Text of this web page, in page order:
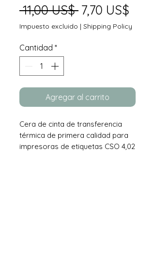
11,00 US$ Precio
7,70 US$
de
Impuesto excluido | Shipping Policy
Cantidad *
Agregar al carrito
Cera de cinta de transferencia
térmica de primera calidad para
impresoras de etiquetas CSO 4,02